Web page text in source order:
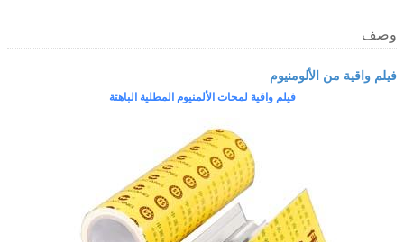
وصف
فيلم واقية من الألومنيوم
فيلم واقية لمحات الألمنيوم المطلية الباهتة